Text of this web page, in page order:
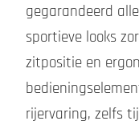
gegarandeerd
sportieve looks
zitpositie en
rijervaring, zelfs